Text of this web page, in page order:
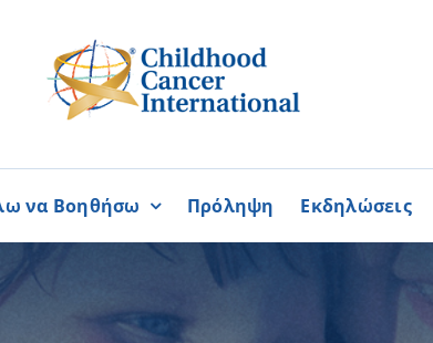
να Βοηθήσω
ΓΙΝΟΜΑΙ
Πρόληψη Εκδηλώσεις